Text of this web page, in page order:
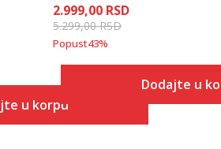
u korpu
2.999,00 RSD
5.299,00RSD
Popust43%
Dodajte u